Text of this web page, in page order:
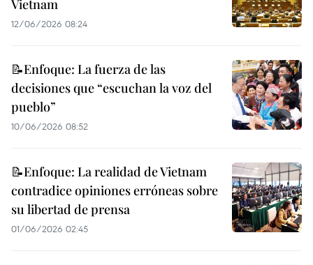
Vietnam
12/06/2026 08:24
📝Enfoque: La fuerza de las
decisiones que “escuchan la voz del
pueblo”
10/06/2026 08:52
📝Enfoque: La realidad de Vietnam
contradice opiniones erróneas sobre
su libertad de prensa
01/06/2026 02:45